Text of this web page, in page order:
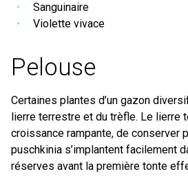
Sanguinaire
Violette vivace
Pelouse
Certaines plantes d’un gazon
lierre terrestre et du trèfle. Le lierre
croissance rampante, de conserver
puschkinia s’implantent facilement
réserves avant la première tonte